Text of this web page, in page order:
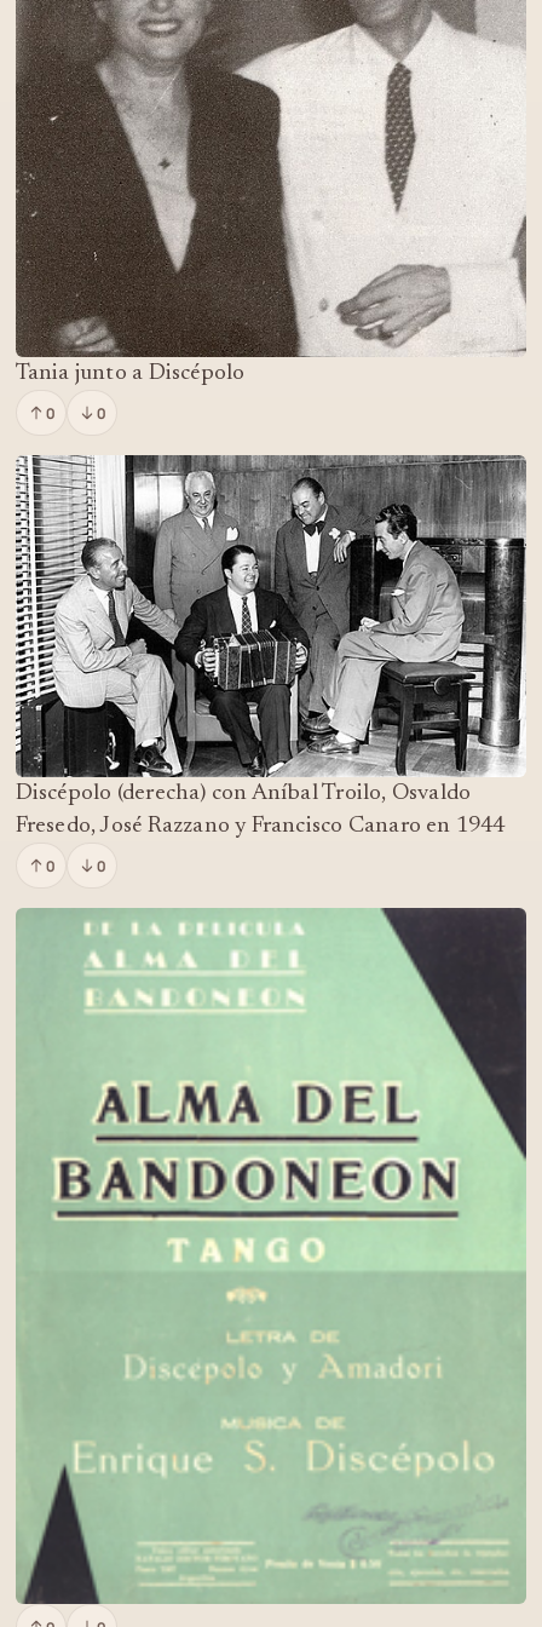
Tania junto a Discépolo
0 0
Discépolo (derecha) con Aníbal Troilo, Osvaldo
Fresedo, José Razzano y Francisco Canaro en 1944
0 0